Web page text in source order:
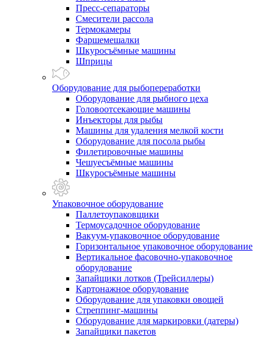
Пресс-сепараторы
Смесители рассола
Термокамеры
Фаршемешалки
Шкуросъёмные машины
Шприцы
Оборудование для рыбопереработки
Оборудование для рыбного цеха
Головоотсекающие машины
Инъекторы для рыбы
Машины для удаления мелкой кости
Оборудование для посола рыбы
Филетировочные машины
Чешуесъёмные машины
Шкуросъёмные машины
Упаковочное оборудование
Паллетоупаковщики
Термоусадочное оборудование
Вакуум-упаковочное оборудование
Горизонтальное упаковочное оборудование
Вертикальное фасовочно-упаковочное
оборудование
Запайщики лотков (Трейсиллеры)
Картонажное оборудование
Оборудование для упаковки овощей
Стреппинг-машины
Оборудование для маркировки (датеры)
Запайщики пакетов